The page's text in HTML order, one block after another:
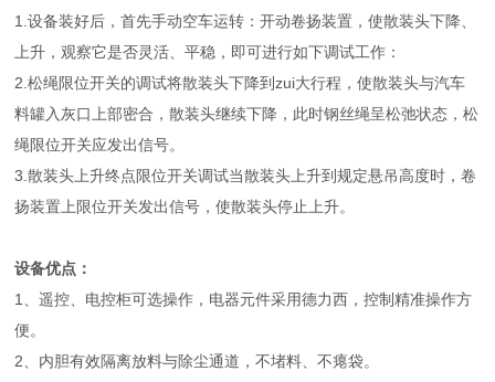
1.设备装好后，首先手动空车运转：开动卷扬装置，使散装头下降、
上升，观察它是否灵活、平稳，即可进行如下调试工作：
2.松绳限位开关的调试将散装头下降到zui大行程，使散装头与汽车
料罐入灰口上部密合，散装头继续下降，此时钢丝绳呈松弛状态，松
绳限位开关应发出信号。
3.散装头上升终点限位开关调试当散装头上升到规定悬吊高度时，卷
扬装置上限位开关发出信号，使散装头停止上升。
设备优点：
1、遥控、电控柜可选操作，电器元件采用德力西，控制精准操作方
便。
2、内胆有效隔离放料与除尘通道，不堵料、不瘪袋。